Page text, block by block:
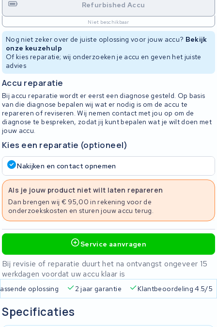
Refurbished Accu
Niet beschikbaar
Nog niet zeker over de juiste oplossing voor jouw accu? Bekijk
onze keuzehulp
Of kies reparatie; wij onderzoeken je accu en geven het juiste
advies
Accu reparatie
Bij accu reparatie wordt er eerst een diagnose gesteld. Op basis
van die diagnose bepalen wij wat er nodig is om de accu te
repareren of reviseren. Wij nemen contact met jou op om de
diagnose te bespreken, zodat jij kunt bepalen wat je wilt doen met
jouw accu.
Kies een reparatie (optioneel)
Nakijken en contact opnemen
Als je jouw product niet wilt laten repareren
Dan brengen wij € 95,00 in rekening voor de
onderzoekskosten en sturen jouw accu terug.
Service aanvragen
Bij revisie of reparatie duurt het na ontvangst ongeveer 15
werkdagen voordat uw accu klaar is
oplossing 2 jaar garantie Klantbeoordeling 4.5/5
Specificaties